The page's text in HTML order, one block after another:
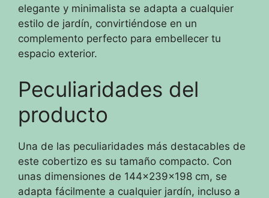
elegante y minimalista se adapta a cualquier
estilo de jardín, convirtiéndose en un
complemento perfecto para embellecer tu
espacio exterior.
Peculiaridades del
producto
Una de las peculiaridades más destacables de
este cobertizo es su tamaño compacto. Con
unas dimensiones de 144x239x198 cm, se
adapta fácilmente a cualquier jardín, incluso a